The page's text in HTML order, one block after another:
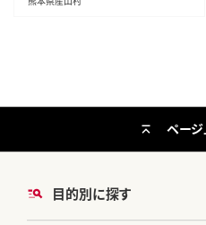
目的別に探す
ペー